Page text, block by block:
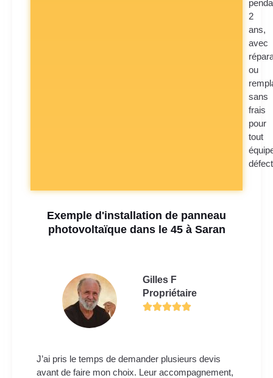
2
ans,
avec
ou
sans
frais
pour
tout
Exemple d'installation de panneau
photovoltaïque dans le 45 à Saran
Gilles F
Propriétaire
J’ai pris le temps de demander plusieurs devis
avant de faire mon choix. Leur accompagnement,